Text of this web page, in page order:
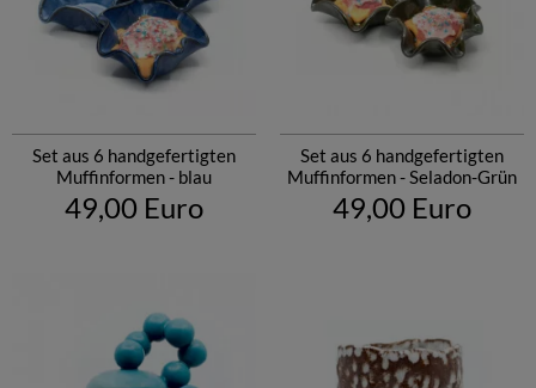
Set aus 6 handgefertigten
Muffinformen - blau
49,00 Euro
Set aus 6 handgefertigten
Muffinformen - Seladon-Grün
49,00 Euro